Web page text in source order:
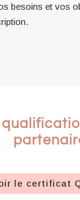
besoins et vos
le certificat